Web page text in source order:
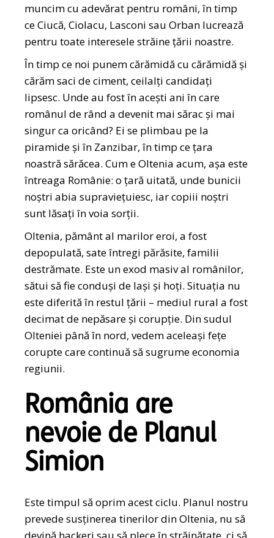
muncim cu adevărat pentru români, în timp
ce Ciucă, Ciolacu, Lasconi sau Orban lucrează
pentru toate interesele străine țării noastre.
În timp ce noi punem cărămidă cu cărămidă și
cărăm saci de ciment, ceilalți candidați
lipsesc. Unde au fost în acești ani în care
românul de rând a devenit mai sărac și mai
singur ca oricând? Ei se plimbau pe la
piramide și în Zanzibar, în timp ce țara
noastră sărăcea. Cum e Oltenia acum, așa este
întreaga Românie: o țară uitată, unde bunicii
noștri abia supraviețuiesc, iar copiii noștri
sunt lăsați în voia sorții.
Oltenia, pământ al marilor eroi, a fost
depopulată, sate întregi părăsite, familii
destrămate. Este un exod masiv al românilor,
sătui să fie conduși de lași și hoți. Situația nu
este diferită în restul țării – mediul rural a fost
decimat de nepăsare și corupție. Din sudul
Olteniei până în nord, vedem aceleași fețe
corupte care continuă să sugrume economia
regiunii.
România are
nevoie de Planul
Simion
Este timpul să oprim acest ciclu. Planul nostru
prevede susținerea tinerilor din Oltenia, nu să
devină hackeri sau să plece în străinătate, ci să